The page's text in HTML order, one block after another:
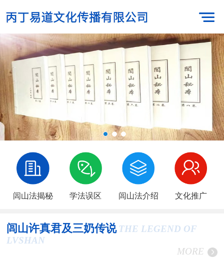
闾山法揭秘 学法误区 闾山法介绍 文化推广
闾山许真君及三奶传说 THE LEGEND OF
LVSHAN
MORE